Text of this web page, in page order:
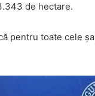
de hectare.
pentru toate cele